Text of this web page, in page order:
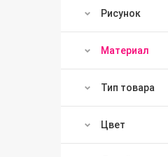
Рисунок
Материал
Тип товара
Цвет